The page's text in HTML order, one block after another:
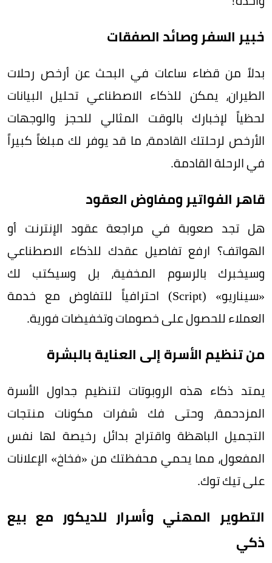
خبير السفر وصائد الصفقات
بدلاً من قضاء ساعات في البحث عن أرخص رحلات
الطيران، يمكن للذكاء الاصطناعي تحليل البيانات
لحظياً لإخبارك بالوقت المثالي للحجز والوجهات
الأرخص لرحلتك القادمة، ما قد يوفر لك مبلغاً كبيراً
في الرحلة القادمة.
قاهر الفواتير ومفاوض العقود
هل تجد صعوبة في مراجعة عقود الإنترنت أو
الهواتف؟ ارفع تفاصيل عقدك للذكاء الاصطناعي
وسيخبرك بالرسوم المخفية، بل وسيكتب لك
«سيناريو» (Script) احترافياً للتفاوض مع خدمة
العملاء للحصول على خصومات وتخفيضات فورية.
من تنظيم الأسرة إلى العناية بالبشرة
يمتد ذكاء هذه الروبوتات لتنظيم جداول الأسرة
المزدحمة، وحتى فك شفرات مكونات منتجات
التجميل الباهظة واقتراح بدائل رخيصة لها نفس
المفعول، مما يحمي محفظتك من «فخاخ» الإعلانات
على تيك توك.
التطوير المهني وأسرار للديكور مع بيع
ذكي